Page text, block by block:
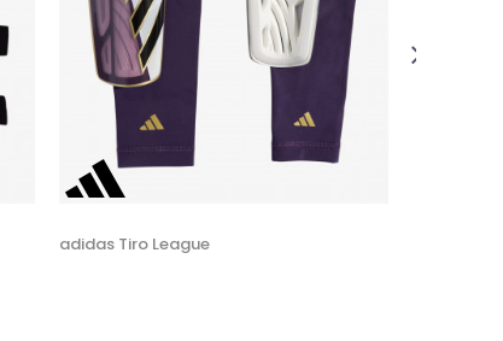
adidas Tiro League
22,40